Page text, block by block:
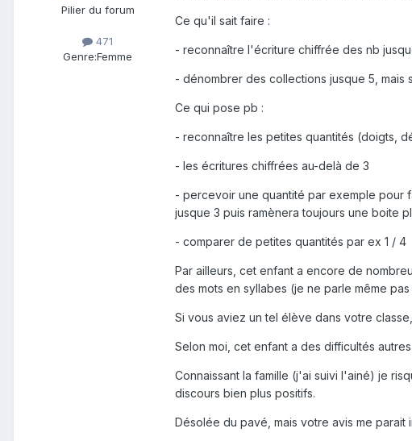
Pilier du forum
471
Genre:Femme
Ce qu'il sait faire :
- reconnaître l'écriture chiffrée des nb
- dénombrer des collections jusque 5,
Ce qui pose pb :
- reconnaître les petites quantités (doigts,
- les écritures chiffrées au-delà de 3
- percevoir une quantité par exemple pour
jusque 3 puis ramènera toujours une boite
- comparer de petites quantités par ex 1 / 4
Par ailleurs, cet enfant a encore de
des mots en syllabes (je ne parle même
Si vous aviez un tel élève dans votre
Selon moi, cet enfant a des difficultés
Connaissant la famille (j'ai suivi l'ainé) je
discours bien plus positifs.
Désolée du pavé, mais votre avis me